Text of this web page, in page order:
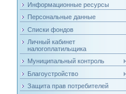
Информационные ресурсы
Персональные данные
Списки фондов
Личный кабинет
налогоплатильщика
Муниципальный контроль
Благоустройство
Защита прав потребителей